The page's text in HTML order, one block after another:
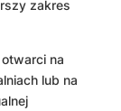
zakres
na
lub na